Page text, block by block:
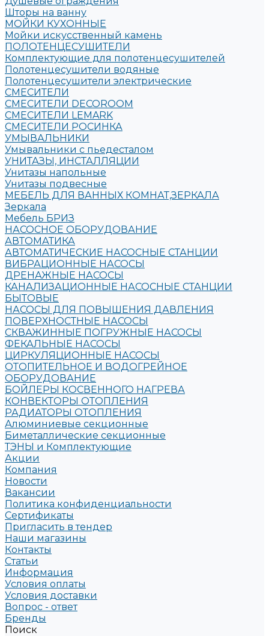
Шторы на ванну
МОЙКИ КУХОННЫЕ
Мойки искусственный камень
ПОЛОТЕНЦЕСУШИТЕЛИ
Комплектующие для полотенцесушителей
Полотенцесушители водяные
Полотенцесушители электрические
СМЕСИТЕЛИ
СМЕСИТЕЛИ DECOROOM
СМЕСИТЕЛИ LEMARK
СМЕСИТЕЛИ РОСИНКА
УМЫВАЛЬНИКИ
Умывальники с пьедесталом
УНИТАЗЫ, ИНСТАЛЛЯЦИИ
Унитазы напольные
Унитазы подвесные
МЕБЕЛЬ ДЛЯ ВАННЫХ КОМНАТ,ЗЕРКАЛА
Зеркала
Мебель БРИЗ
НАСОСНОЕ ОБОРУДОВАНИЕ
АВТОМАТИКА
АВТОМАТИЧЕСКИЕ НАСОСНЫЕ СТАНЦИИ
ВИБРАЦИОННЫЕ НАСОСЫ
ДРЕНАЖНЫЕ НАСОСЫ
КАНАЛИЗАЦИОННЫЕ НАСОСНЫЕ СТАНЦИИ
БЫТОВЫЕ
НАСОСЫ ДЛЯ ПОВЫШЕНИЯ ДАВЛЕНИЯ
ПОВЕРХНОСТНЫЕ НАСОСЫ
СКВАЖИННЫЕ ПОГРУЖНЫЕ НАСОСЫ
ФЕКАЛЬНЫЕ НАСОСЫ
ЦИРКУЛЯЦИОННЫЕ НАСОСЫ
ОТОПИТЕЛЬНОЕ И ВОДОГРЕЙНОЕ
ОБОРУДОВАНИЕ
БОЙЛЕРЫ КОСВЕННОГО НАГРЕВА
КОНВЕКТОРЫ ОТОПЛЕНИЯ
РАДИАТОРЫ ОТОПЛЕНИЯ
Алюминиевые секционные
Биметаллические секционные
ТЭНЫ и Комплектующие
Акции
Компания
Новости
Вакансии
Политика конфиденциальности
Сертификаты
Пригласить в тендер
Наши магазины
Контакты
Статьи
Информация
Условия оплаты
Условия доставки
Вопрос - ответ
Бренды
Поиск